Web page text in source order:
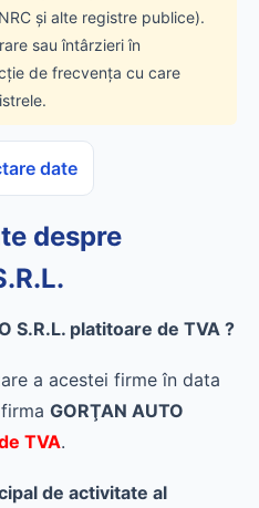
și alte registre publice).
sau întârzieri în
de frecvența cu care
date
despre
S.R.L. platitoare de TVA ?
a acestei firme în data
GORŢAN AUTO
TVA.
de activitate al